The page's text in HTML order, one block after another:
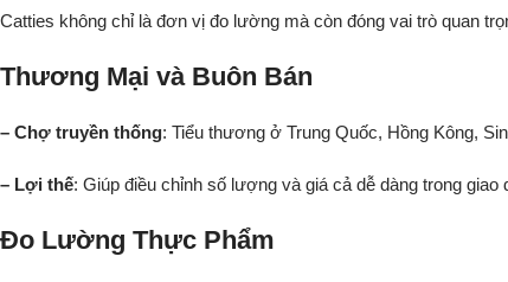
Catties không chỉ là đơn vị đo lường mà còn đóng vai trò quan
Thương Mại và Buôn Bán
– Chợ truyền thống: Tiểu thương ở Trung Quốc, Hồng Kông,
– Lợi thế: Giúp điều chỉnh số lượng và giá cả dễ dàng trong giao
Đo Lường Thực Phẩm